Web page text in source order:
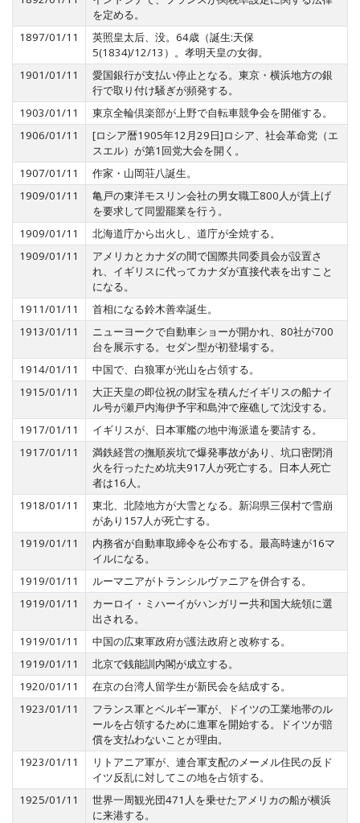
を定める。
1897/01/11
英照皇太后、没。64歳（誕生:天保
5(1834)/12/13）。孝明天皇の女御。
1901/01/11
愛国銀行が支払い停止となる。東京・横浜地方の銀
行で取り付け騒ぎが頻発する。
1903/01/11
東京全輪倶楽部が上野で自転車競争会を開催する。
1906/01/11
[ロシア暦1905年12月29日]ロシア、社会革命党（エ
スエル）が第1回党大会を開く。
1907/01/11
作家・山岡荘八誕生。
1909/01/11
亀戸の東洋モスリン会社の男女職工800人が賃上げ
を要求して同盟罷業を行う。
1909/01/11
北海道庁から出火し、道庁が全焼する。
1909/01/11
アメリカとカナダの間で国際共同委員会が設置さ
れ、イギリスに代ってカナダが直接代表を出すこと
になる。
1911/01/11
首相になる鈴木善幸誕生。
1913/01/11
ニューヨークで自動車ショーが開かれ、80社が700
台を展示する。セダン型が初登場する。
1914/01/11
中国で、白狼軍が光山を占領する。
1915/01/11
大正天皇の即位祝の財宝を積んだイギリスの船ナイ
ル号が瀬戸内海伊予宇和島沖で座礁して沈没する。
1917/01/11
イギリスが、日本軍艦の地中海派遣を要請する。
1917/01/11
満鉄経営の撫順炭坑で爆発事故があり、坑口密閉消
火を行ったため坑夫917人が死亡する。日本人死亡
者は16人。
1918/01/11
東北、北陸地方が大雪となる。新潟県三俣村で雪崩
があり157人が死亡する。
1919/01/11
内務省が自動車取締令を公布する。最高時速が16マ
イルになる。
1919/01/11
ルーマニアがトランシルヴァニアを併合する。
1919/01/11
カーロイ・ミハーイがハンガリー共和国大統領に選
出される。
1919/01/11
中国の広東軍政府が護法政府と改称する。
1919/01/11
北京で銭能訓内閣が成立する。
1920/01/11
在京の台湾人留学生が新民会を結成する。
1923/01/11
フランス軍とベルギー軍が、ドイツの工業地帯のル
ールを占領するために進軍を開始する。ドイツが賠
償を支払わないことが理由。
1923/01/11
リトアニア軍が、連合軍支配のメーメル住民の反ド
イツ反乱に対してこの地を占領する。
1925/01/11
世界一周観光団471人を乗せたアメリカの船が横浜
に来港する。